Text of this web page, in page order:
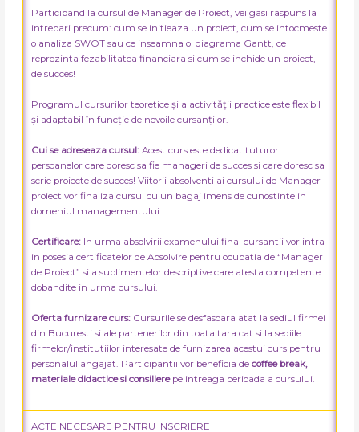
Participand la cursul de Manager de Proiect, vei gasi raspuns la
intrebari precum: cum se initieaza un proiect, cum se intocmeste
o analiza SWOT sau ce inseamna o diagrama Gantt, ce
reprezinta fezabilitatea financiara si cum se inchide un proiect,
de succes!
Programul cursurilor teoretice și a activității practice este flexibil
și adaptabil în funcție de nevoile cursanților.
Cui se adreseaza cursul:Acest curs este dedicat tuturor
persoanelor care doresc sa fie manageri de succes si care doresc sa
scrie proiecte de succes! Viitorii absolventi ai cursului de Manager
proiect vor finaliza cursul cu un bagaj imens de cunostinte in
domeniul managementului.
Certificare: In urma absolvirii examenului final cursantii vor intra
in posesia certificatelor de Absolvire pentru ocupatia de “Manager
de Proiect” si a suplimentelor descriptive care atesta competente
dobandite in urma cursului.
Oferta furnizare curs: Cursurile se desfasoara atat la sediul firmei
din Bucuresti si ale partenerilor din toata tara cat si la sediile
firmelor/institutiilor interesate de furnizarea acestui curs pentru
personalul angajat. Participantii vor beneficia decoffee break,
materiale didactice si consilierepe intreaga perioada a cursului.
ACTE NECESARE PENTRU INSCRIERE